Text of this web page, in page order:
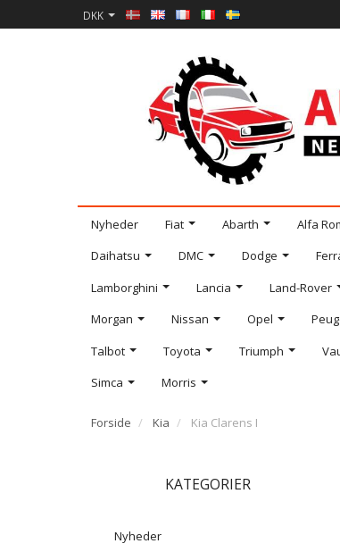
DKK
Nyheder Fiat Abarth Alfa
Daihatsu
DMC Dodge
Lamborghini
Lancia Land-Rover
Morgan
Nissan Opel
Talbot
Toyota Triumph
Simca
Morris
Forside Kia Kia Clarens I
KATEGORIER
Nyheder